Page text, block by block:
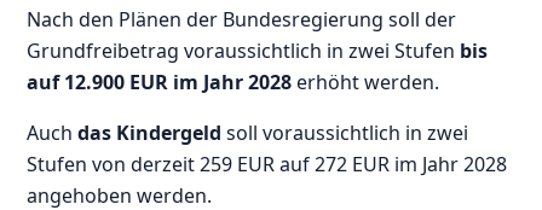
Nach den Plänen der Bundesregierung soll der
Grundfreibetrag voraussichtlich in zwei Stufen bis
auf 12.900 EUR im Jahr 2028erhöht werden.
Auchdas Kindergeldsoll voraussichtlich in zwei
Stufen von derzeit 259 EUR auf 272 EUR im Jahr 2028
angehoben werden.